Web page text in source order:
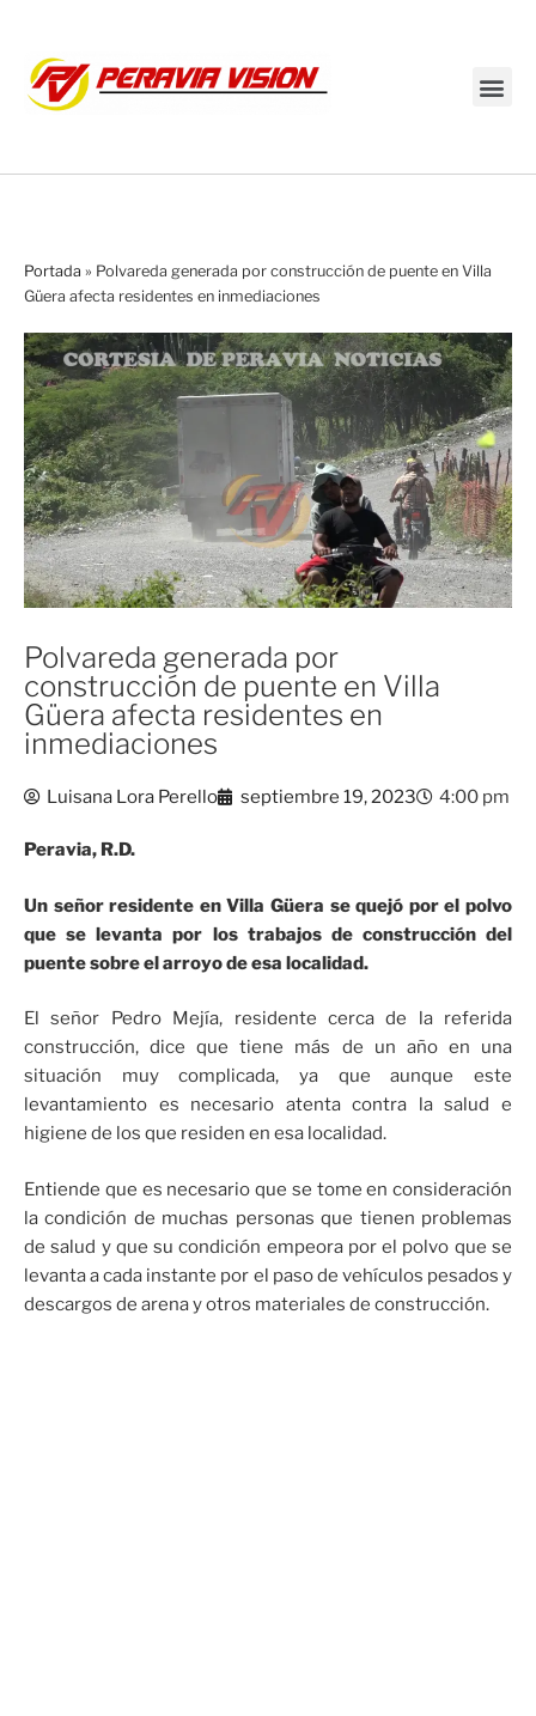
Portada » Polvareda generada por construcción de puente en Villa
Güera afecta residentes en inmediaciones
Polvareda generada por
construcción de puente en Villa
Güera afecta residentes en
inmediaciones
Luisana Lora Perello septiembre 19, 2023 4:00 pm
Peravia, R.D.
Un señor residente en Villa Güera se quejó por el polvo
que se levanta por los trabajos de construcción del
puente sobre el arroyo de esa localidad.
El señor Pedro Mejía, residente cerca de la referida
construcción, dice que tiene más de un año en una
situación muy complicada, ya que aunque este
levantamiento es necesario atenta contra la salud e
higiene de los que residen en esa localidad.
Entiende que es necesario que se tome en consideración
la condición de muchas personas que tienen problemas
de salud y que su condición empeora por el polvo que se
levanta a cada instante por el paso de vehículos pesados y
descargos de arena y otros materiales de construcción.